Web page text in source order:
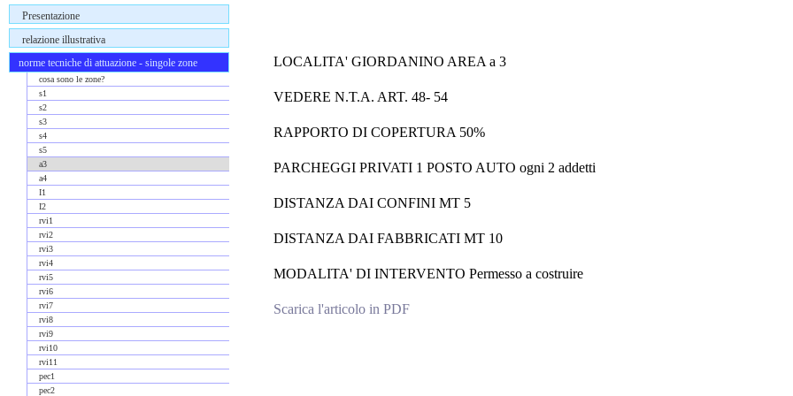
Presentazione
relazione illustrativa
norme tecniche di attuazione - singole zone
cosa sono le zone?
s1
s2
s3
s4
s5
a3
a4
I1
I2
rvi1
rvi2
rvi3
rvi4
rvi5
rvi6
rvi7
rvi8
rvi9
rvi10
rvi11
pec1
pec2
LOCALITA' GIORDANINO AREA a 3
VEDERE N.T.A. ART. 48- 54
RAPPORTO DI COPERTURA 50%
PARCHEGGI PRIVATI 1 POSTO AUTO ogni 2 addetti
DISTANZA DAI CONFINI MT 5
DISTANZA DAI FABBRICATI MT 10
MODALITA' DI INTERVENTO Permesso a costruire
Scarica l'articolo in PDF